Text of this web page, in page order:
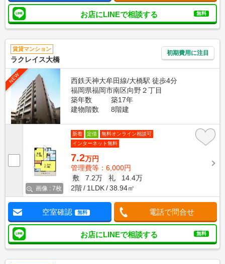
お店にLINEで相談する 無料
賃貸マンション
ラクレイス大橋
初期費用に注目
NEW
西鉄天神大牟田線/大橋駅 徒歩4分
福岡県福岡市南区向野２丁目
築年数
築17年
建物階数
8階建
画像 : 7枚
新着 定借
無料オンライン相談可
インターネット無料
7.2万円
管理費等：6,000円
敷
7.2万 礼
14.4万
2階
1LDK 38.94㎡
空室確認 無料 電話で問合せ
お店にLINEで相談する 無料